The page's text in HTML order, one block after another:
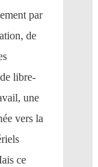
par
de
libre-
une
vers la
ce